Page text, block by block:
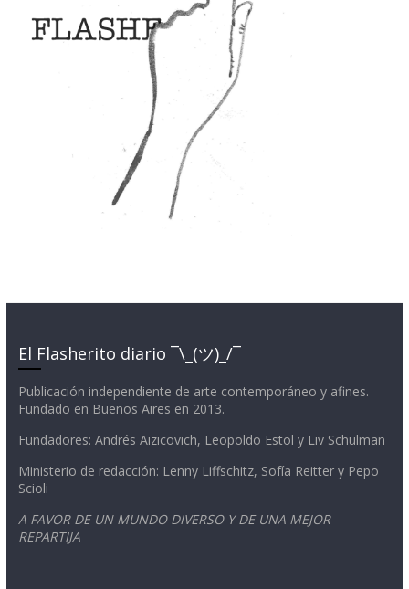
El Flasherito diario ¯\_(ツ)_/¯
Publicación independiente de arte contemporáneo y afines.
Fundado en Buenos Aires en 2013.
Fundadores: Andrés Aizicovich, Leopoldo Estol y Liv Schulman
Ministerio de redacción: Lenny Liffschitz, Sofía Reitter y Pepo
Scioli
A FAVOR DE UN MUNDO DIVERSO Y DE UNA MEJOR
REPARTIJA